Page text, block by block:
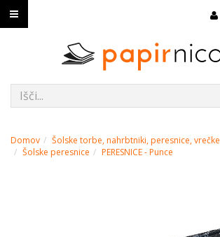
Domov
Šolske torbe, nahrbtniki, peresnice, vrečke
Šolske peresnice
PERESNICE - Punce